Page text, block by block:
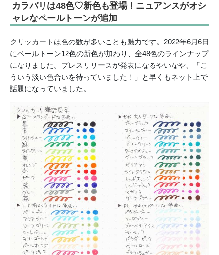
カラバリは48色♡新色も登場！ニュアンスがオシ
ャレなペールトーンが追加
クリッカートは色の数が多いことも魅力です。2022年6月6日
にペールトーン12色の新色が加わり、全48色のラインナップ
になりました。プレスリリースが発表になるやいなや、「こ
ういう淡い色合いを待っていました！」と早くもネット上で
話題になっていました。